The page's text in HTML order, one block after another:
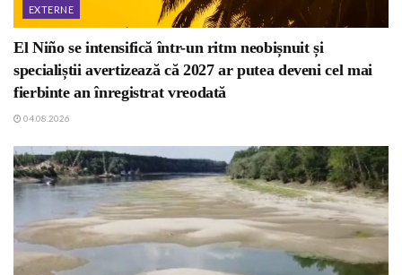
EXTERNE
El Niño se intensifică într-un ritm neobișnuit și
specialiștii avertizează că 2027 ar putea deveni cel mai
fierbinte an înregistrat vreodată
04.08.2026